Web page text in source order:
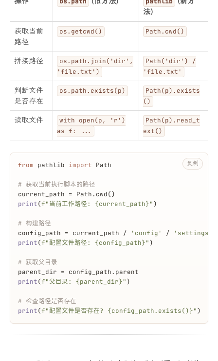
法)
获取当前
路径
os.getcwd() Path.cwd()
拼接路径
os.path.join('dir',
'file.txt')
Path('dir') /
'file.txt'
判断文件
是否存在
os.path.exists(p)
Path(p).exists
()
读取文件
with open(p, 'r')
as f: ...
Path(p).read_t
ext()
from pathlib import Path
# 获取当前执行脚本的路径
current_path = Path.cwd()
print(f"当前工作路径: {current_path}")
# 构建路径
config_path = current_path /
'config' /
print(f"配置文件路径: {config_path}")
# 获取父目录
parent_dir = config_path.parent
print(f"父目录: {parent_dir}")
# 检查路径是否存在
print(f"配置文件是否存在? {config_path.exists()}")
复制